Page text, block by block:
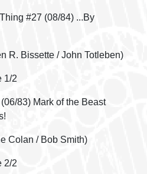
#27 (08/84) ...By
R. Bissette / John Totleben)
1/2
83) Mark of the Beast
Colan / Bob Smith)
2/2